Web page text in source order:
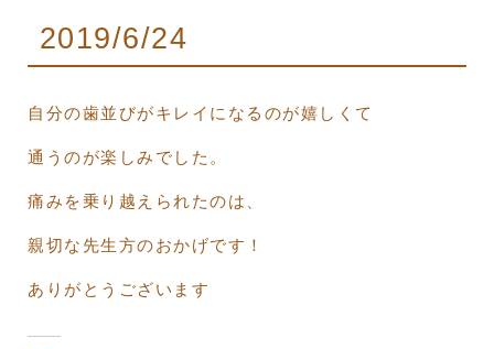
2019/6/24
自分の歯並びがキレイになるのが嬉しくて
通うのが楽しみでした。
痛みを乗り越えられたのは、
親切な先生方のおかげです！
ありがとうございます